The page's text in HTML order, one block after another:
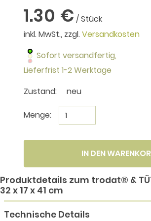
1.30 € / Stück
inkl. MwSt., zzgl.Versandkosten
Sofort versandfertig,
Lieferfrist 1-2 Werktage
Zustand:
neu
Menge:
IN DEN
Produktdetails zum trodat® &
32 x 17 x 41 cm
Technische Details